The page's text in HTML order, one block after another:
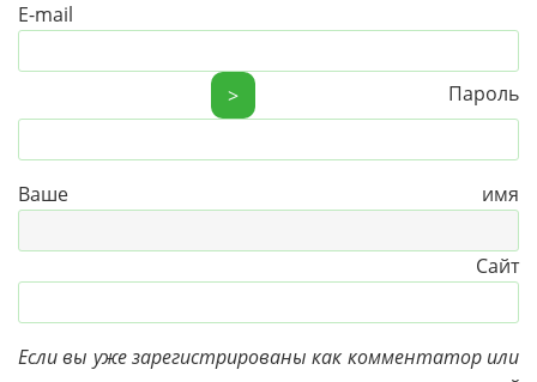
E-mail
> Пароль
Ваше имя
Сайт
Если вы уже зарегистрированы как комментатор или